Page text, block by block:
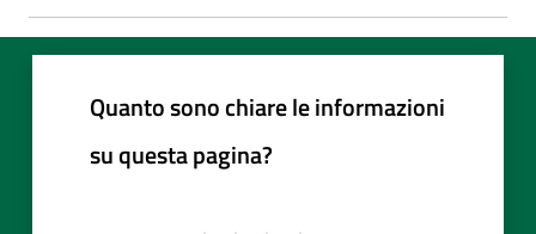
Quanto sono chiare le informazioni
su questa pagina?